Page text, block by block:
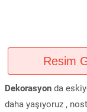
Resim
Dekorasyon da
daha yaşıyoruz ,